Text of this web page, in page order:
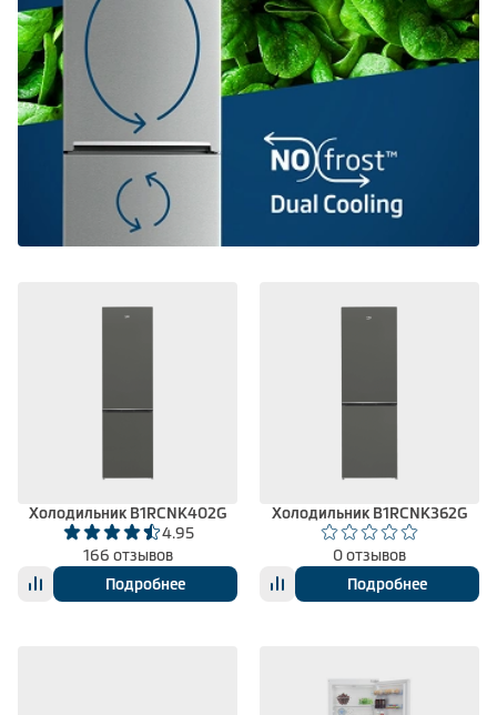
Холодильник B1RCNK402G
4.95
166 отзывов
Подробнее
Холодильник B1RCNK362G
0 отзывов
Подробнее